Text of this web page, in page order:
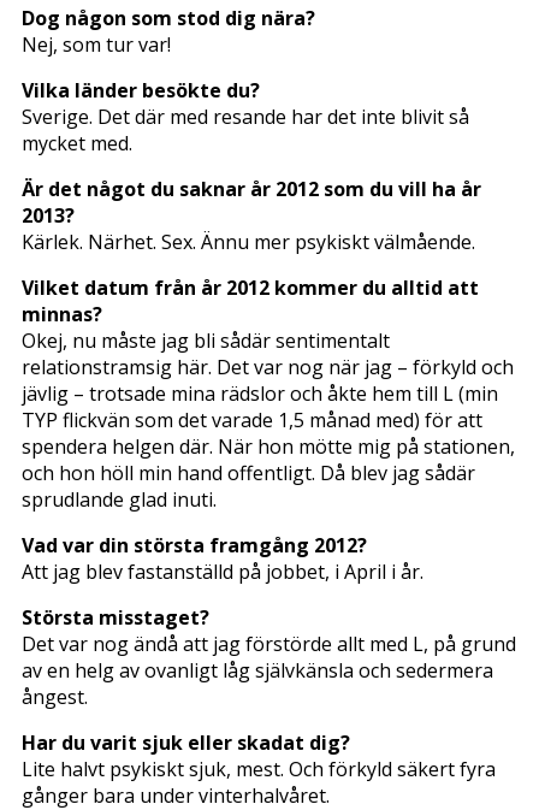
Dog någon som stod dig nära?
Nej, som tur var!
Vilka länder besökte du?
Sverige. Det där med resande har det inte blivit så
mycket med.
Är det något du saknar år 2012 som du vill ha år
2013?
Kärlek. Närhet. Sex. Ännu mer psykiskt välmående.
Vilket datum från år 2012 kommer du alltid att
minnas?
Okej, nu måste jag bli sådär sentimentalt
relationstramsig här. Det var nog när jag – förkyld och
jävlig – trotsade mina rädslor och åkte hem till L (min
TYP flickvän som det varade 1,5 månad med) för att
spendera helgen där. När hon mötte mig på stationen,
och hon höll min hand offentligt. Då blev jag sådär
sprudlande glad inuti.
Vad var din största framgång 2012?
Att jag blev fastanställd på jobbet, i April i år.
Största misstaget?
Det var nog ändå att jag förstörde allt med L, på grund
av en helg av ovanligt låg självkänsla och sedermera
ångest.
Har du varit sjuk eller skadat dig?
Lite halvt psykiskt sjuk, mest. Och förkyld säkert fyra
gånger bara under vinterhalvåret.